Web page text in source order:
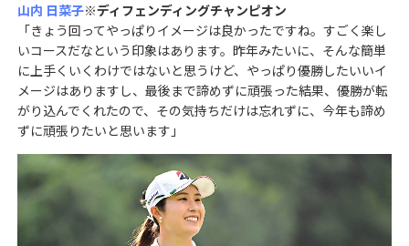
山内 日菜子※ディフェンディングチャンピオン
「きょう回ってやっぱりイメージは良かったですね。すごく楽し
いコースだなという印象はあります。昨年みたいに、そんな簡単
に上手くいくわけではないと思うけど、やっぱり優勝したいいイ
メージはありますし、最後まで諦めずに頑張った結果、優勝が転
がり込んでくれたので、その気持ちだけは忘れずに、今年も諦め
ずに頑張りたいと思います」